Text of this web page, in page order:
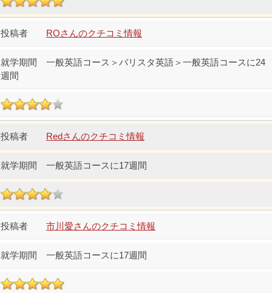
ROさんのクチコミ情報
一般英語コース＞バリスタ英語＞一般英語コースに24
週間
Redさんのクチコミ情報
一般英語コースに17週間
市川愛さんのクチコミ情報
一般英語コースに17週間